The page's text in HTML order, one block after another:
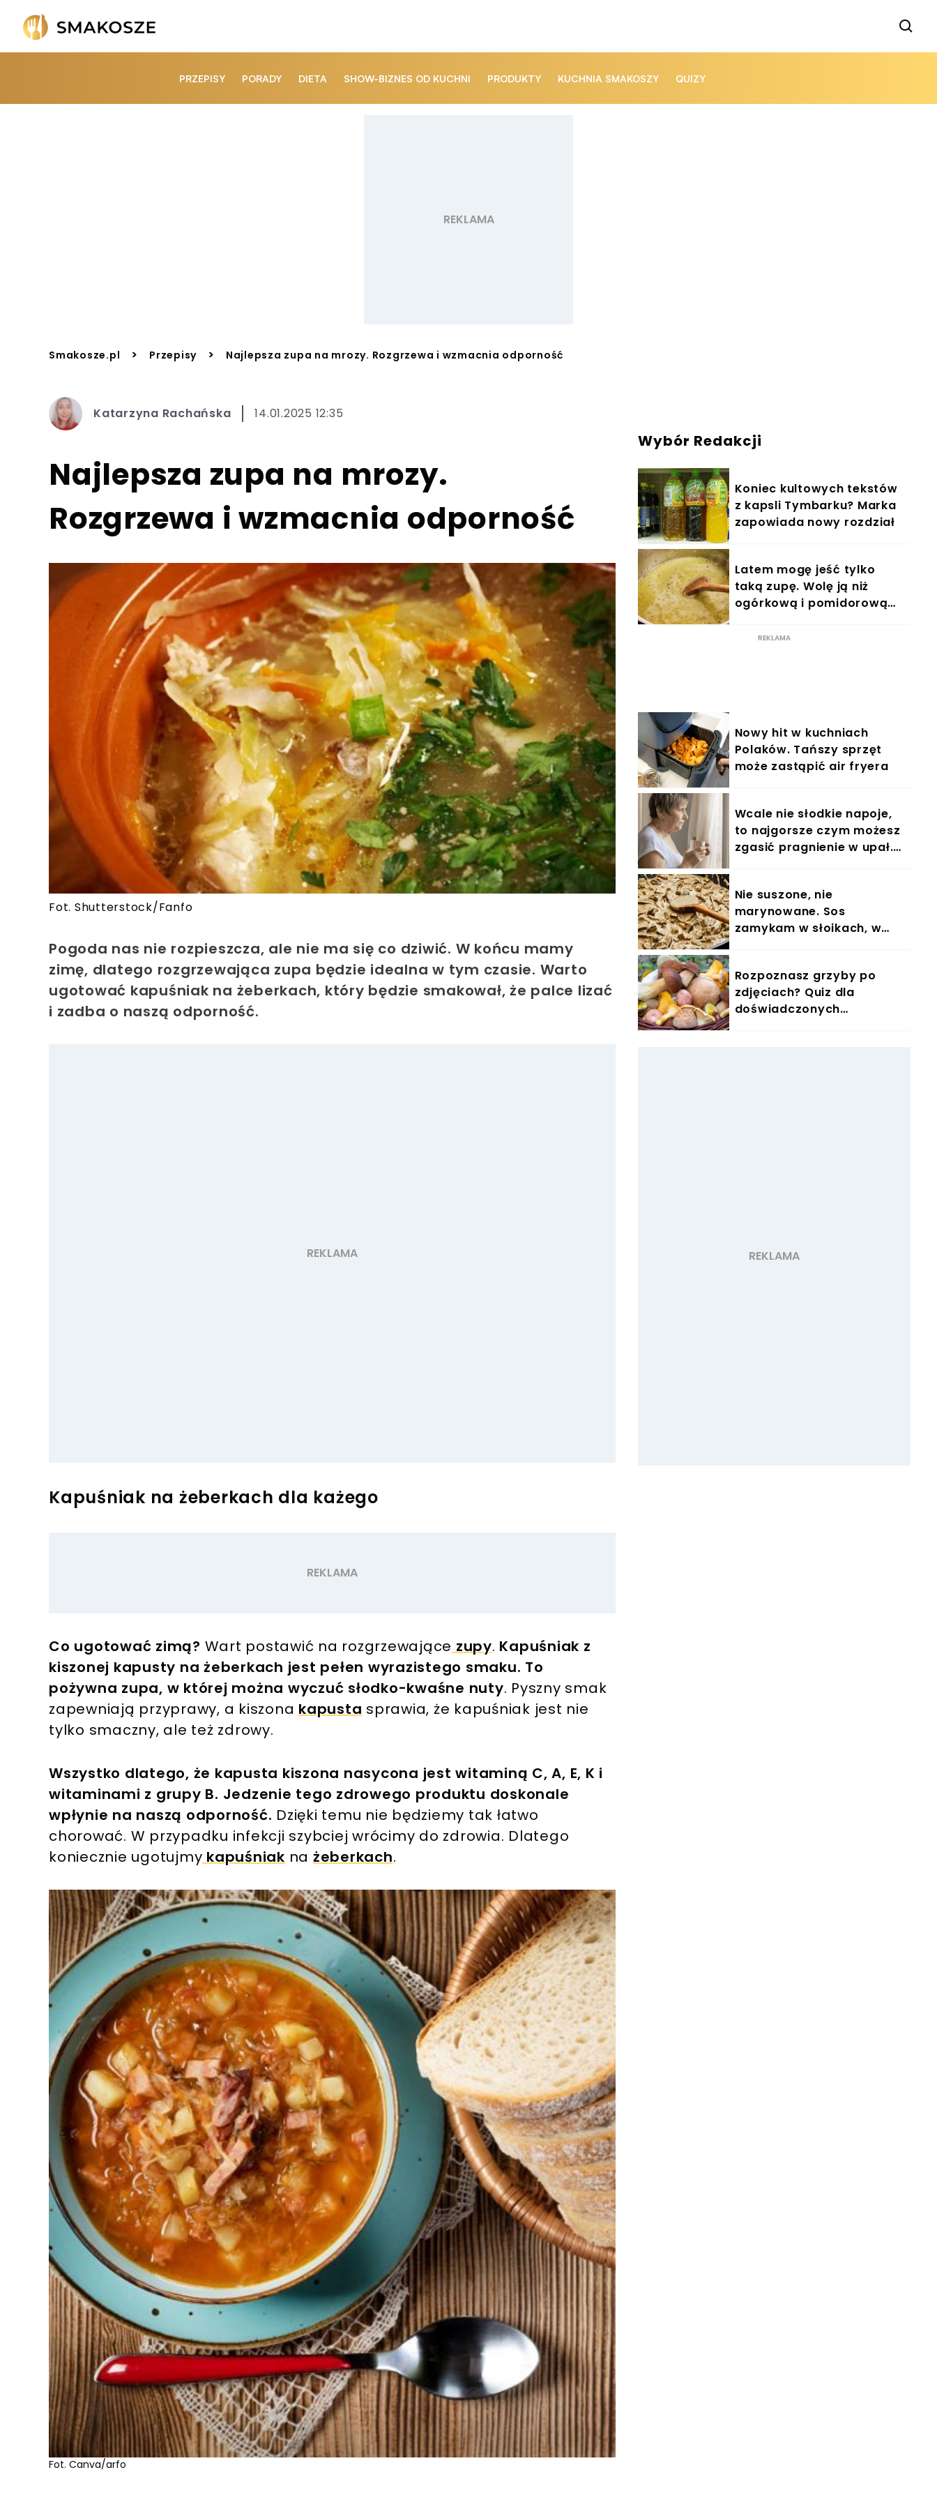
PRZEPISY PORADY DIETA SHOW-BIZNES OD KUCHNI PRODUKTY KUCHNIA SMAKOSZY QUIZY
Smakosze.pl > Przepisy > Najlepsza zupa na mrozy. Rozgrzewa i wzmacnia odporność
Katarzyna Rachańska 14.01.2025 12:35
Najlepsza zupa na mrozy.
Rozgrzewa i wzmacnia odporność
Fot. Shutterstock/Fanfo
Pogoda nas nie rozpieszcza, ale nie ma się co dziwić. W końcu mamy
zimę, dlatego rozgrzewająca zupa będzie idealna w tym czasie. Warto
ugotować kapuśniak na żeberkach, który będzie smakował, że palce lizać
i zadba o naszą odporność.
Kapuśniak na żeberkach dla każego
Co ugotować zimą? Wart postawić na rozgrzewające zupy. Kapuśniak z
kiszonej kapusty na żeberkach jest pełen wyrazistego smaku. To
pożywna zupa, w której można wyczuć słodko-kwaśne nuty. Pyszny smak
zapewniają przyprawy, a kiszona kapusta sprawia, że kapuśniak jest nie
tylko smaczny, ale też zdrowy.
Wszystko dlatego, że kapusta kiszona nasycona jest witaminą C, A, E, K i
witaminami z grupy B. Jedzenie tego zdrowego produktu doskonale
wpłynie na naszą odporność. Dzięki temu nie będziemy tak łatwo
chorować. W przypadku infekcji szybciej wrócimy do zdrowia. Dlatego
koniecznie ugotujmy kapuśniak na żeberkach.
Fot. Canva/arfo
Wybór Redakcji
Koniec kultowych tekstów
z kapsli Tymbarku? Marka
zapowiada nowy rozdział
Latem mogę jeść tylko
taką zupę. Wolę ją niż
ogórkową i pomidorową
Nowy hit w kuchniach
Polaków. Tańszy sprzęt
może zastąpić air fryera
Wcale nie słodkie napoje,
to najgorsze czym możesz
zgasić pragnienie w upał.
Nie suszone, nie
marynowane. Sos
zamykam w słoikach, w
Rozpoznasz grzyby po
zdjęciach? Quiz dla
doświadczonych